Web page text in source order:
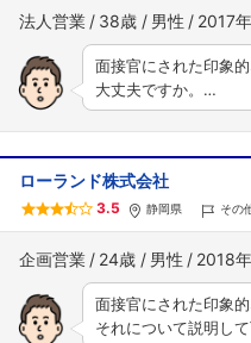
法人営業 38歳 男性 2017
面接官にされた印象
大丈夫ですか。…
ローランド株式会社
3.5 静岡県 その
企画営業 24歳 男性 2018
面接官にされた印象
それについて説明し